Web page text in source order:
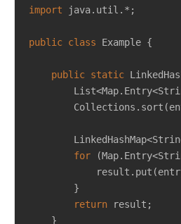
import java.util.*;
public class Example {
public static
for
}
return result;
}